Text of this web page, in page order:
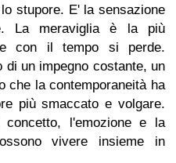
stupore. E' la sensazione
La meraviglia è la più
con il tempo si perde.
di un impegno costante, un
che la contemporaneità ha
più smaccato e volgare.
l'emozione e la
vivere insieme in